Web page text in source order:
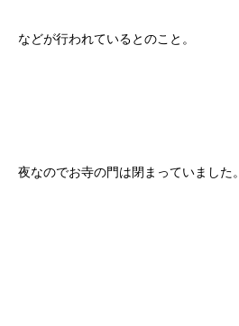
などが行われているとのこと。
夜なのでお寺の門は閉まっていました。